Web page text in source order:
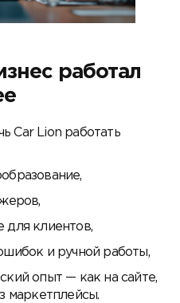
работал
Car Lion работать
для клиентов,
и ручной работы,
опыт — как на сайте,
маркетплейсы.